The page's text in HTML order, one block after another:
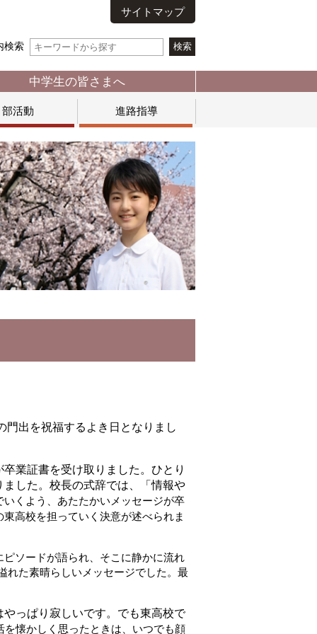
サイトマップ
検索
中学生の皆さまへ
部活動 進路指導
出を祝福するよき日となりまし
業証書を受け取りました。ひとり
した。校長の式辞では、「情報や
くよう、あたたかいメッセージが卒
高校を担っていく決意が述べられま
ソードが語られ、そこに静かに流れ
れた素晴らしいメッセージでした。最
っぱり寂しいです。でも東高校で
を懐かしく思ったときは、いつでも顔